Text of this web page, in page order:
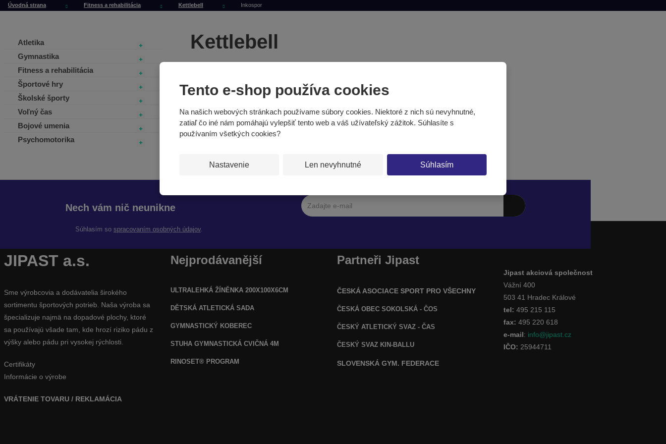
Tento e-shop používa cookies
Na našich webových stránkach používame súbory cookies. Niektoré z nich sú nevyhnutné,
zatiaľ čo iné nám pomáhajú vylepšiť tento web a váš užívateľský zážitok. Súhlasíte s
používaním všetkých cookies?
Nastavenie Len nevyhnutné Súhlasím
Úvodná strana Fitness a rehabilitácia Kettlebell Inkospor
Kettlebell
Atletika
Gymnastika
Fitness a rehabilitácia
Športové hry
Školské športy
Voľný čas
Bojové umenia
Psychomotorika
Nech vám nič neunikne
Súhlasím so spracovaním osobných údajov.
JIPAST a.s.
Sme výrobcovia a dodávatelia širokého
sortimentu športových potrieb. Naša výroba sa
špecializuje najmä na dopadové plochy, ktoré
sa používajú všade tam, kde hrozí riziko pádu z
výšky alebo pádu pri vysokej rýchlosti.
Certifikáty
Informácie o výrobe
VRÁTENIE TOVARU / REKLAMÁCIA
Nejprodávanější
ULTRALEHKÁ ŽÍNĚNKA 200X100X6CM
DĚTSKÁ ATLETICKÁ SADA
GYMNASTICKÝ KOBEREC
STUHA GYMNASTICKÁ CVIČNÁ 4M
RINOSET® PROGRAM
Partneři Jipast
ČESKÁ ASOCIACE SPORT PRO VŠECHNY
ČESKÁ OBEC SOKOLSKÁ - ČOS
ČESKÝ ATLETICKÝ SVAZ - ČAS
ČESKÝ SVAZ KIN-BALLU
SLOVENSKÁ GYM. FEDERACE
Jipast akciová společnost
Vážní 400
503 41 Hradec Králové
tel: 495 215 115
fax: 495 220 618
e-mail: info@jipast.cz
IČO: 25944711